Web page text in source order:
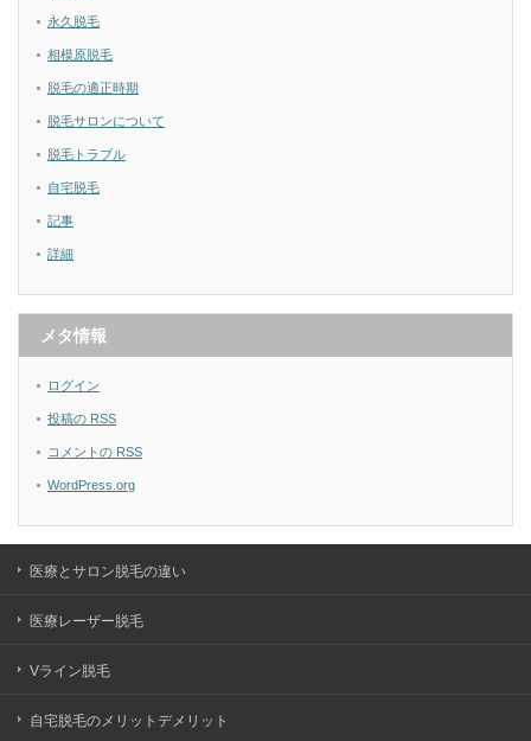
永久脱毛
相模原脱毛
脱毛の適正時期
脱毛サロンについて
脱毛トラブル
自宅脱毛
記事
詳細
メタ情報
ログイン
投稿の RSS
コメントの RSS
WordPress.org
医療とサロン脱毛の違い
医療レーザー脱毛
Vライン脱毛
自宅脱毛のメリットデメリット